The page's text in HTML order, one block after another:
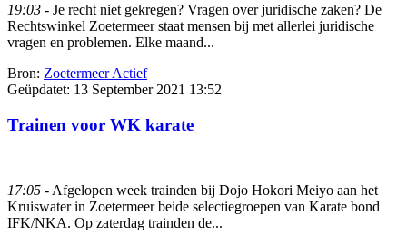
19:03 - Je recht niet gekregen? Vragen over juridische zaken? De
Rechtswinkel Zoetermeer staat mensen bij met allerlei juridische
vragen en problemen. Elke maand...
Bron: Zoetermeer Actief
Geüpdatet: 13 September 2021 13:52
Trainen voor WK karate
17:05 - Afgelopen week trainden bij Dojo Hokori Meiyo aan het
Kruiswater in Zoetermeer beide selectiegroepen van Karate bond
IFK/NKA. Op zaterdag trainden de...